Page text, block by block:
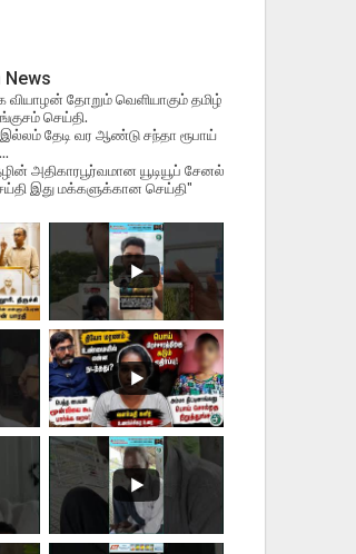
News
வியாழன் தோறும் வெளியாகும் தமிழ்
செய்தி.
தேடி வர ஆண்டு சந்தா ரூபாய்
அதிகாரபூர்வமான யூடியூப் சேனல்
இது மக்களுக்கான செய்தி"